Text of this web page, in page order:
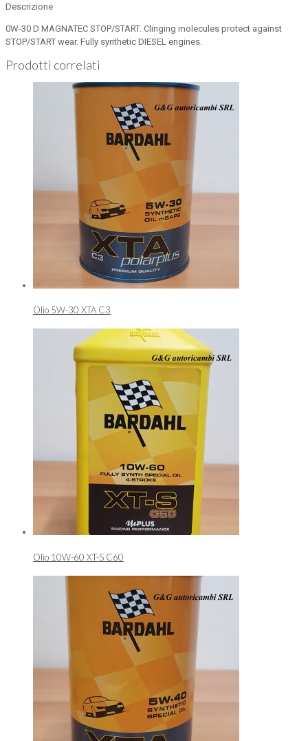
Descrizione
0W-30 D MAGNATEC STOP/START. Clinging molecules protect against
STOP/START wear. Fully synthetic DIESEL engines.
Prodotti correlati
Olio 5W-30 XTA C3
Olio 10W-60 XT-S C60